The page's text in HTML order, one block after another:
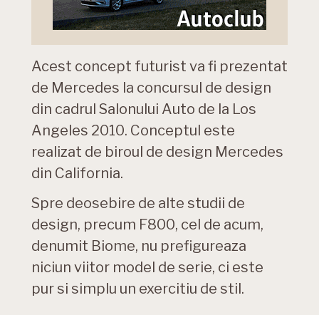
Acest concept futurist va fi prezentat
de Mercedes la concursul de design
din cadrul Salonului Auto de la Los
Angeles 2010. Conceptul este
realizat de biroul de design Mercedes
din California.
Spre deosebire de alte studii de
design, precum F800, cel de acum,
denumit Biome, nu prefigureaza
niciun viitor model de serie, ci este
pur si simplu un exercitiu de stil.